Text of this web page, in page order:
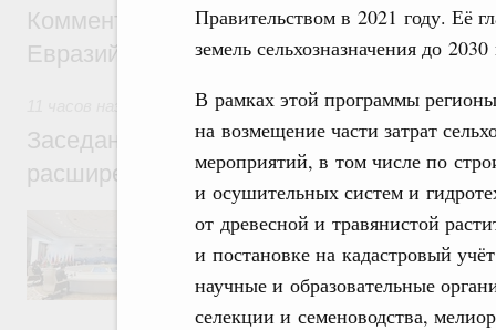
Правительством в 2021 году. Её
земель сельхозназначения до 2030
В рамках этой программы
на возмещение части затрат
мероприятий, в том числе по
и осушительных систем и
от древесной и травянистой
и постановке на кадастровый
научные и образовательные
селекции и семеноводства,
Комментарий Алексея Оверчука по
Евразийского межправительственного
Евразийский экономический союз.
Заседание Евразийского
расширенном составе
В повестке заседания актуальные
числе совершенствование кооперации в
регулирования и администрирования,
обеспечение продовольственной
железнодорожных перевозок,
рынка.